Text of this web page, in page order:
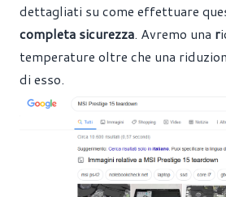
dettagliati su come effettuare
completa sicurezza. Avremo una r
temperature oltre che una
di esso.